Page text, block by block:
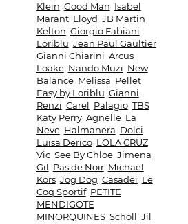
Klein Good Man Isabel
Marant Lloyd JB Martin
Kelton Giorgio Fabiani
Loriblu Jean Paul Gaultier
Gianni Chiarini Arcus
Loake Nando Muzi New
Balance Melissa Pellet
Easy by Loriblu Gianni
Renzi Carel Palagio TBS
Katy Perry Agnelle La
Neve Halmanera Dolci
Luisa Derico LOLA CRUZ
Vic See By Chloe Jimena
Gil Pas de Noir Michael
Kors Jog Dog Casadei Le
Coq Sportif PETITE
MENDIGOTE
MINORQUINES Scholl Jil